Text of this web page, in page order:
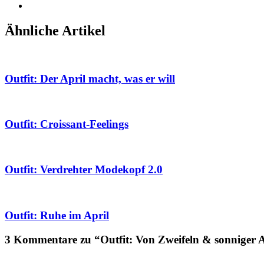
Ähnliche Artikel
Outfit: Der April macht, was er will
Outfit: Croissant-Feelings
Outfit: Verdrehter Modekopf 2.0
Outfit: Ruhe im April
3 Kommentare zu “Outfit: Von Zweifeln & sonniger